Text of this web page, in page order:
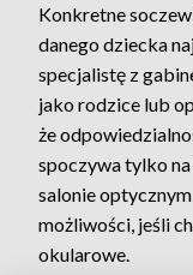
Konkretne
danego dziecka
specjalistę z
jako rodzice lub
że
spoczywa tylko
salonie
możliwości, jeśli
okularowe.